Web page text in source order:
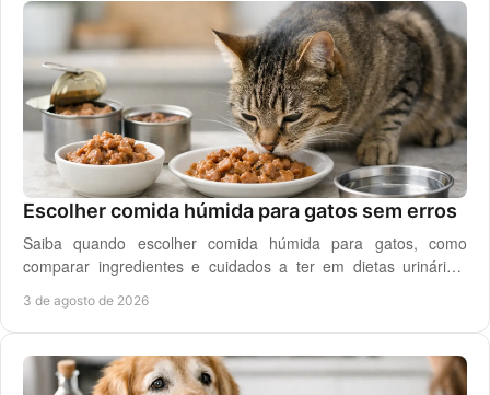
Escolher comida húmida para gatos sem erros
Saiba quando escolher comida húmida para gatos, como
comparar ingredientes e cuidados a ter em dietas urinárias,
3 de agosto de 2026